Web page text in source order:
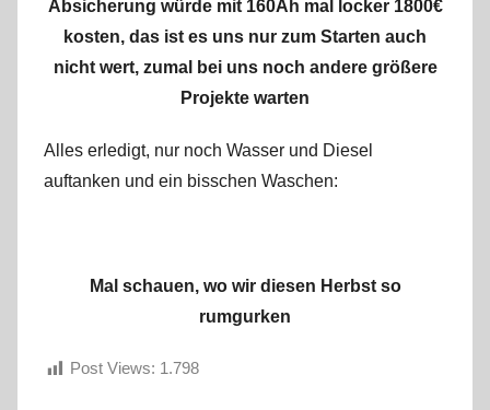
Absicherung würde mit 160Ah mal locker 1800€
kosten, das ist es uns nur zum Starten auch
nicht wert, zumal bei uns noch andere größere
Projekte warten
Alles erledigt, nur noch Wasser und Diesel
auftanken und ein bisschen Waschen:
Mal schauen, wo wir diesen Herbst so
rumgurken
Post Views: 1.798